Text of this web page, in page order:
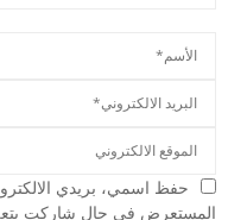
حفظ اسمي، بريدي
المستعرض في حال شاركت